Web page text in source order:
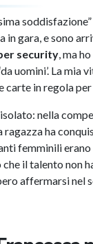
in gara, e sono
security, ma
uomini’. La
carte in regola per
nella
ragazza ha
femminili
il talento non
affermarsi nel